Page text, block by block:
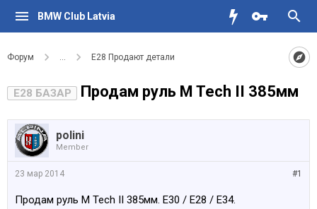
BMW Club Latvia
Форум ... Е28 Продают детали
E28 БАЗАР Продам руль M Tech II 385мм
polini
Member
#1
23 мар 2014
Продам руль M Tech II 385мм. E30 / E28 / E34.